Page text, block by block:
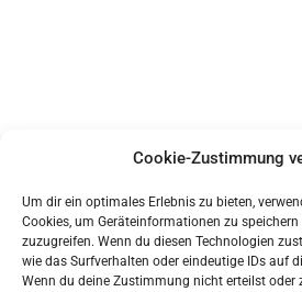
Cookie-Zustimmung
Um dir ein optimales Erlebnis zu bieten,
Cookies, um Geräteinformationen zu
zuzugreifen. Wenn du diesen Technologien
wie das Surfverhalten oder eindeutige IDs auf
Wenn du deine Zustimmung nicht erteilst oder
© 2026 ahrens & grabenhorst
GmbB• Erstellt mit